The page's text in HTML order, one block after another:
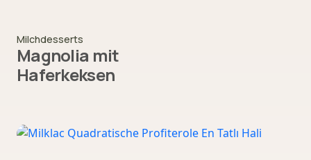
Milchdesserts
Magnolia mit
Haferkeksen